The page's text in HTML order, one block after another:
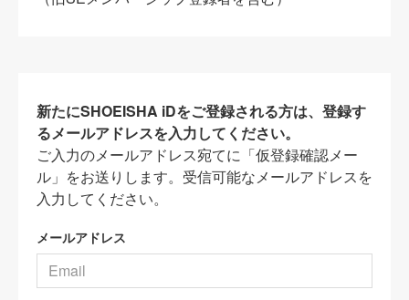
新たにSHOEISHA iDをご登録される方は、登録す
るメールアドレスを入力してください。
ご入力のメールアドレス宛てに「仮登録確認メー
ル」をお送りします。受信可能なメールアドレスを
入力してください。
メールアドレス